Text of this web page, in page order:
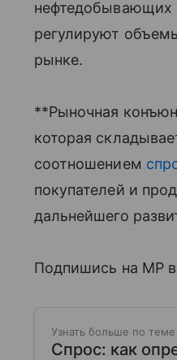
нефтедобывающих
регулируют
рынке.
**Рыночная
которая
соотношением
покупателей и
дальнейшего
Подпишись на MP
Узнать больше по теме
Спрос: как